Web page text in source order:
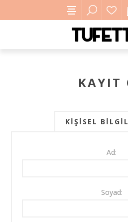
KAYIT
KIŞISEL
Ad:
Soyad: